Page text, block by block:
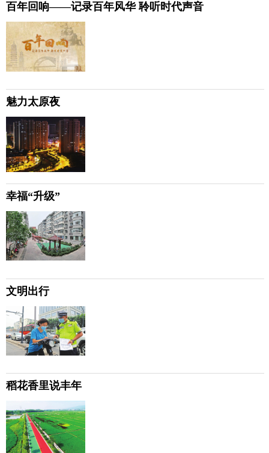
百年回响——记录百年风华 聆听时代声音
魅力太原夜
幸福“升级”
文明出行
稻花香里说丰年